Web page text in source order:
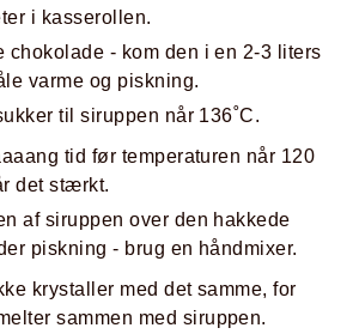
i kasserollen.
chokolade - kom den i en 2-3 liters
varme og piskning.
til siruppen når 136˚C.
tid før temperaturen når 120
det stærkt.
af siruppen over den hakkede
piskning - brug en håndmixer.
krystaller med det samme, for
sammen med siruppen.